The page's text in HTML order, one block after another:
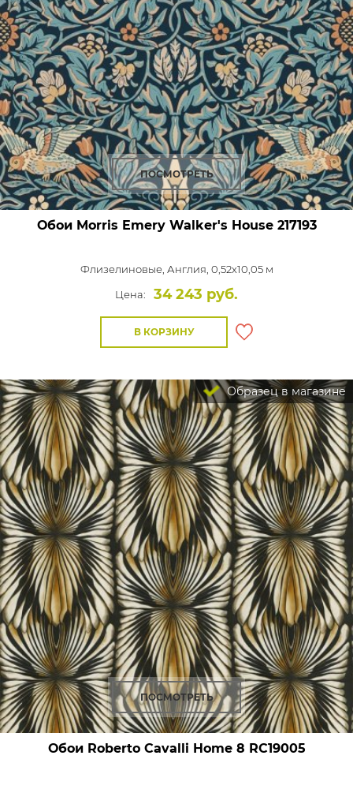
ПОСМОТРЕТЬ
Обои Morris Emery Walker's House217193
Флизелиновые, Англия, 0,52x10,05 м
Цена:
34 243 руб.
В КОРЗИНУ
Образец в магазине
ПОСМОТРЕТЬ
Обои Roberto Cavalli Home 8 RC19005